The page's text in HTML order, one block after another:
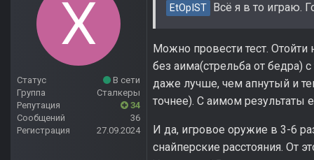
Статус
В сети
Группа
Сталкеры
Репутация
34
Сообщений
36
Регистрация
27.09.2024
EtOpIST Всё я в то играю.
Можно провести тест. Отойти
без аима(стрельба от бедра)
даже лучше, чем апнутый и
точнее). С аимом результаты
И да, игровое оружие в 3-6
снайперские расстояния. От